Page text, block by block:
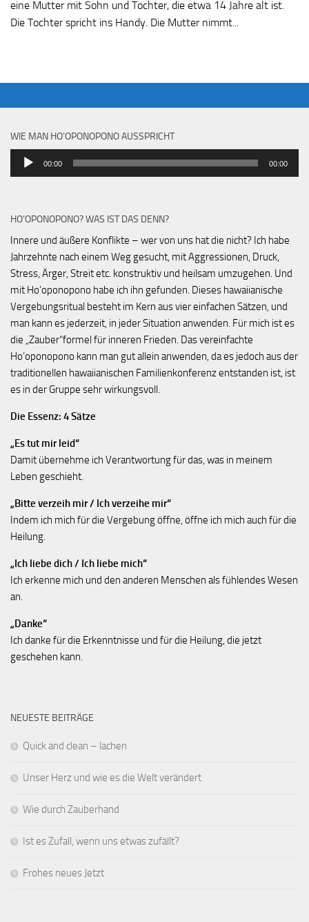
eine Mutter mit Sohn und Tochter, die etwa 14 Jahre alt ist.
Die Tochter spricht ins Handy. Die Mutter nimmt...
WIE MAN HO’OPONOPONO AUSSPRICHT
Audio-
00:00 00:00
HO’OPONOPONO? WAS IST DAS DENN?
Innere und äußere Konflikte – wer von uns hat die nicht? Ich habe
Jahrzehnte nach einem Weg gesucht, mit Aggressionen, Druck,
Stress, Ärger, Streit etc. konstruktiv und heilsam umzugehen. Und
mit Ho’oponopono habe ich ihn gefunden. Dieses hawaiianische
Vergebungsritual besteht im Kern aus vier einfachen Sätzen, und
man kann es jederzeit, in jeder Situation anwenden. Für mich ist es
die „Zauber“formel für inneren Frieden. Das vereinfachte
Ho’oponopono kann man gut allein anwenden, da es jedoch aus der
traditionellen hawaiianischen Familienkonferenz entstanden ist, ist
es in der Gruppe sehr wirkungsvoll.
Die Essenz: 4 Sätze
„Es tut mir leid“
Damit übernehme ich Verantwortung für das, was in meinem
Leben geschieht.
„Bitte verzeih mir / Ich verzeihe mir“
Indem ich mich für die Vergebung öffne, öffne ich mich auch für die
Heilung.
„Ich liebe dich / Ich liebe mich“
Ich erkenne mich und den anderen Menschen als fühlendes Wesen
an.
„Danke“
Ich danke für die Erkenntnisse und für die Heilung, die jetzt
geschehen kann.
NEUESTE BEITRÄGE
Quick and clean – lachen
Unser Herz und wie es die Welt verändert
Wie durch Zauberhand
Ist es Zufall, wenn uns etwas zufällt?
Frohes neues Jetzt